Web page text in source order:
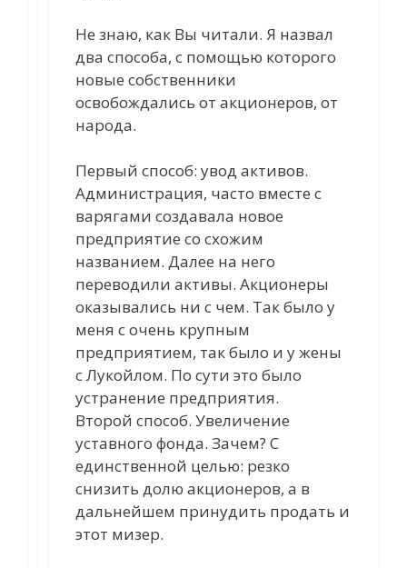
Не знаю, как Вы читали. Я назвал
два способа, с помощью которого
новые собственники
освобождались от акционеров, от
народа.
Первый способ: увод активов.
Администрация, часто вместе с
варягами создавала новое
предприятие со схожим
названием. Далее на него
переводили активы. Акционеры
оказывались ни с чем. Так было у
меня с очень крупным
предприятием, так было и у жены
с Лукойлом. По сути это было
устранение предприятия.
Второй способ. Увеличение
уставного фонда. Зачем? С
единственной целью: резко
снизить долю акционеров, а в
дальнейшем принудить продать и
этот мизер.